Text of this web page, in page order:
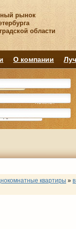
рынок
области
О компании
Комнат
Комнат
квартиры »